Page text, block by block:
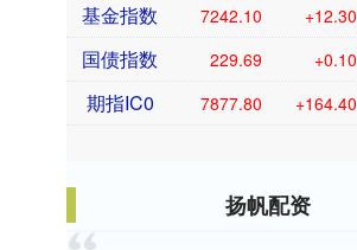
基金指数 7242.10 +12.30
国债指数 229.69 +0.10
期指IC0 7877.80 +164.40
扬帆配资